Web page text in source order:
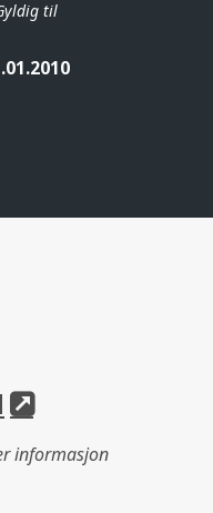
til
informasjon